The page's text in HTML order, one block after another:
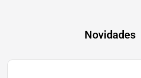
Novidades